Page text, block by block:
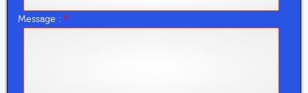
Message : *